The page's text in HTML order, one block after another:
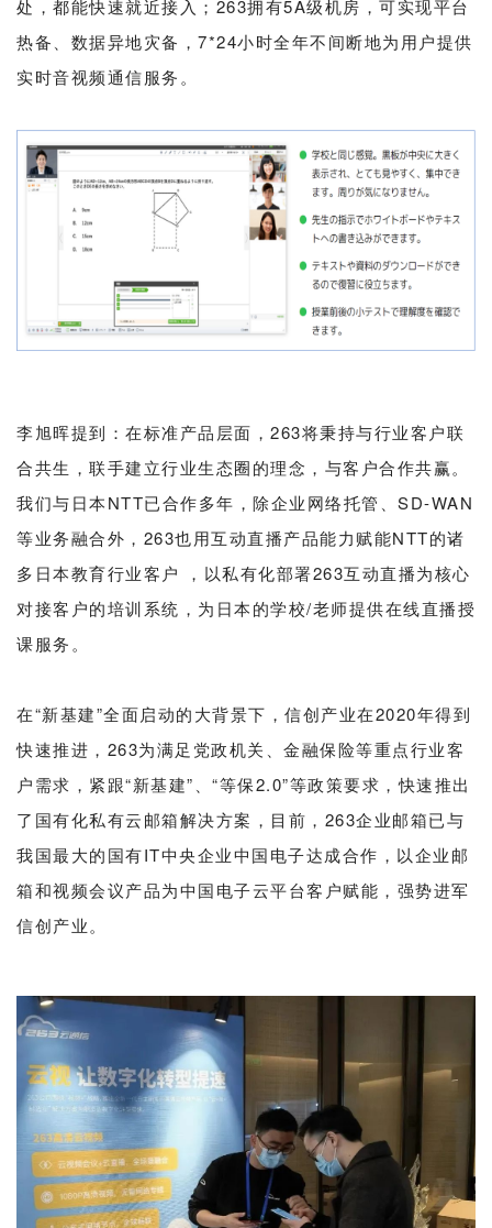
处，都能快速就近接入；263拥有5A级机房，可实现平台
热备、数据异地灾备，7*24小时全年不间断地为用户提供
实时音视频通信服务。
李旭晖提到：在标准产品层面，263将秉持与行业客户联
合共生，联手建立行业生态圈的理念，与客户合作共赢。
我们与日本NTT已合作多年，除企业网络托管、SD-WAN
等业务融合外，263也用互动直播产品能力赋能NTT的诸
多日本教育行业客户 ，以私有化部署263互动直播为核心
对接客户的培训系统，为日本的学校/老师提供在线直播授
课服务。
在“新基建”全面启动的大背景下，信创产业在2020年得到
快速推进，263为满足党政机关、金融保险等重点行业客
户需求，紧跟“新基建”、“等保2.0”等政策要求，快速推出
了国有化私有云邮箱解决方案，目前，263企业邮箱已与
我国最大的国有IT中央企业中国电子达成合作，以企业邮
箱和视频会议产品为中国电子云平台客户赋能，强势进军
信创产业。